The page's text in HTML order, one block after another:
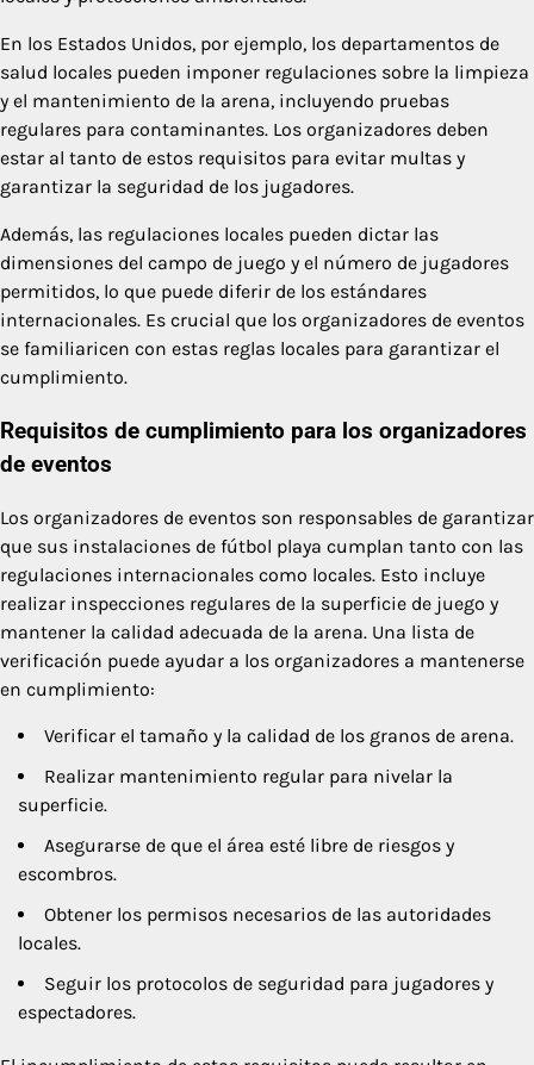
En los Estados Unidos, por ejemplo, los departamentos de
salud locales pueden imponer regulaciones sobre la limpieza
y el mantenimiento de la arena, incluyendo pruebas
regulares para contaminantes. Los organizadores deben
estar al tanto de estos requisitos para evitar multas y
garantizar la seguridad de los jugadores.
Además, las regulaciones locales pueden dictar las
dimensiones del campo de juego y el número de jugadores
permitidos, lo que puede diferir de los estándares
internacionales. Es crucial que los organizadores de eventos
se familiaricen con estas reglas locales para garantizar el
cumplimiento.
Requisitos de cumplimiento para los organizadores
de eventos
Los organizadores de eventos son responsables de garantizar
que sus instalaciones de fútbol playa cumplan tanto con las
regulaciones internacionales como locales. Esto incluye
realizar inspecciones regulares de la superficie de juego y
mantener la calidad adecuada de la arena. Una lista de
verificación puede ayudar a los organizadores a mantenerse
en cumplimiento:
Verificar el tamaño y la calidad de los granos de arena.
Realizar mantenimiento regular para nivelar la
superficie.
Asegurarse de que el área esté libre de riesgos y
escombros.
Obtener los permisos necesarios de las autoridades
locales.
Seguir los protocolos de seguridad para jugadores y
espectadores.